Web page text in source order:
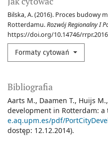
Bilska, A. (2016). Proces budowy
Rotterdamu.Rozwój Regionalny I
https://doi.org/10.14746/
Formaty cytowań
Bibliografia
Aarts M., Daamen T., Huijs
development in Rotterdam: a
e.aq.upm.es/pdf/
dostęp: 12.12.2014).